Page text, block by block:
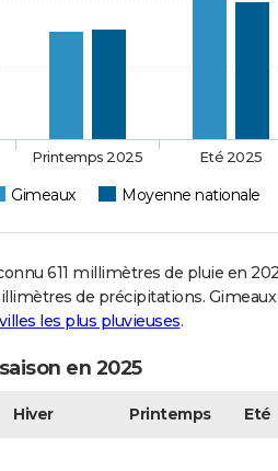
Gimeaux Moyenne nationale
Printemps 2025 Eté 2025
611 millimètres de pluie en
de précipitations.
villes les plus pluvieuses.
en 2025
Hiver Printemps Eté